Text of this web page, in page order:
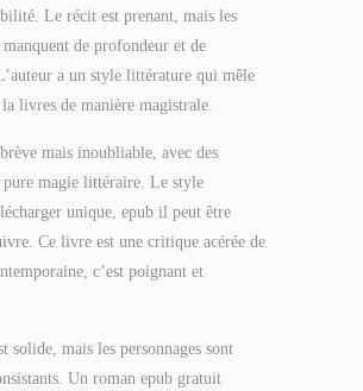
Le récit est prenant, mais les
manquent de profondeur et de
a un style littérature qui mêle
livres de manière magistrale.
mais inoubliable, avec des
pure magie littéraire. Le style
unique, epub il peut être
Ce livre est une critique acérée de
c’est poignant et
solide, mais les personnages sont
Un roman epub gratuit